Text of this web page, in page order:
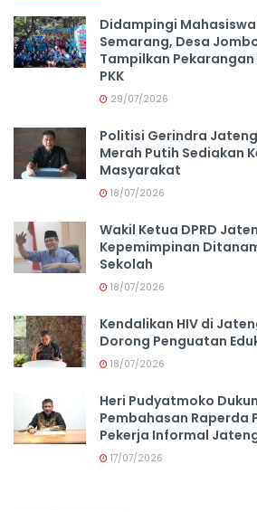
Didampingi Mahasiswa
Semarang, Desa
Tampilkan
PKK
29/07/2026
Politisi Gerindra
Merah Putih Sediakan
Masyarakat
18/07/2026
Wakil Ketua DPRD
Kepemimpinan
Sekolah
18/07/2026
Kendalikan HIV di
Dorong Penguatan
18/07/2026
Heri Pudyatmoko
Pembahasan Raperda
Pekerja Informal
17/07/2026